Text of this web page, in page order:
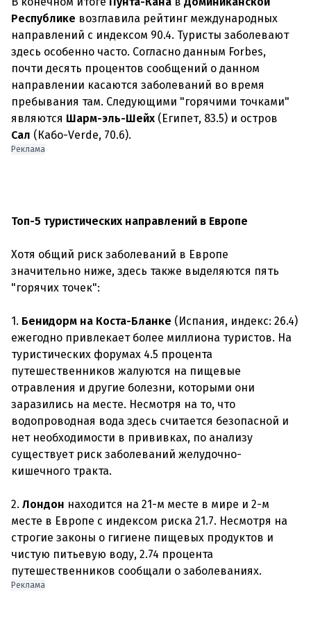
Республике возглавила рейтинг международных
направлений с индексом 90.4. Туристы заболевают
здесь особенно часто. Согласно данным Forbes,
почти десять процентов сообщений о данном
направлении касаются заболеваний во время
пребывания там. Следующими "горячими точками"
являются Шарм-эль-Шейх (Египет, 83.5) и остров
Сал (Кабо-Verde, 70.6).
Реклама
Топ-5 туристических направлений в Европе
Хотя общий риск заболеваний в Европе
значительно ниже, здесь также выделяются пять
"горячих точек":
1. Бенидорм на Коста-Бланке (Испания, индекс: 26.4)
ежегодно привлекает более миллиона туристов. На
туристических форумах 4.5 процента
путешественников жалуются на пищевые
отравления и другие болезни, которыми они
заразились на месте. Несмотря на то, что
водопроводная вода здесь считается безопасной и
нет необходимости в прививках, по анализу
существует риск заболеваний желудочно-
кишечного тракта.
2. Лондон находится на 21-м месте в мире и 2-м
месте в Европе с индексом риска 21.7. Несмотря на
строгие законы о гигиене пищевых продуктов и
чистую питьевую воду, 2.74 процента
путешественников сообщали о заболеваниях.
Реклама